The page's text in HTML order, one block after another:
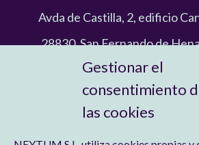
Gestionar el
consentimiento
las cookies
Avda de Castilla, 2, edificio
28830, San Fernando de
91 758 92 23